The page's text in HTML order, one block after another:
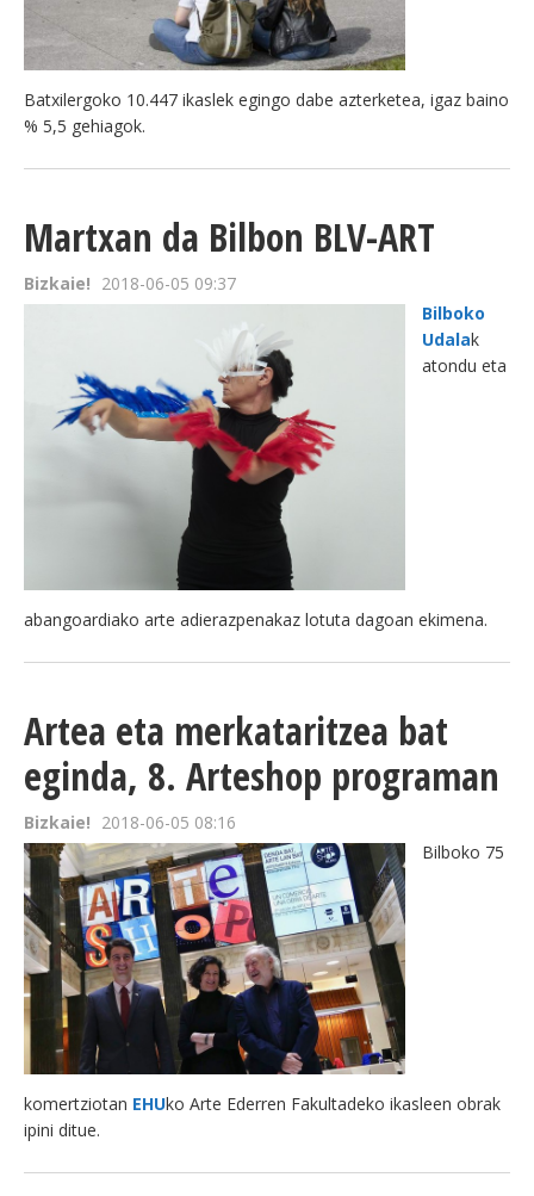
Batxilergoko 10.447 ikaslek egingo dabe azterketea, igaz baino
% 5,5 gehiagok.
Martxan da Bilbon BLV-ART
Bizkaie! 2018-06-05 09:37
Bilboko
Udalak
atondu eta
abangoardiako arte adierazpenakaz lotuta dagoan ekimena.
Artea eta merkataritzea bat
eginda, 8. Arteshop programan
Bizkaie! 2018-06-05 08:16
Bilboko 75
komertziotan EHUko Arte Ederren Fakultadeko ikasleen obrak
ipini ditue.